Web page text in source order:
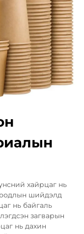
хайрцаг нь
шийдэлд
нь байгаль
загварын
нь дахин